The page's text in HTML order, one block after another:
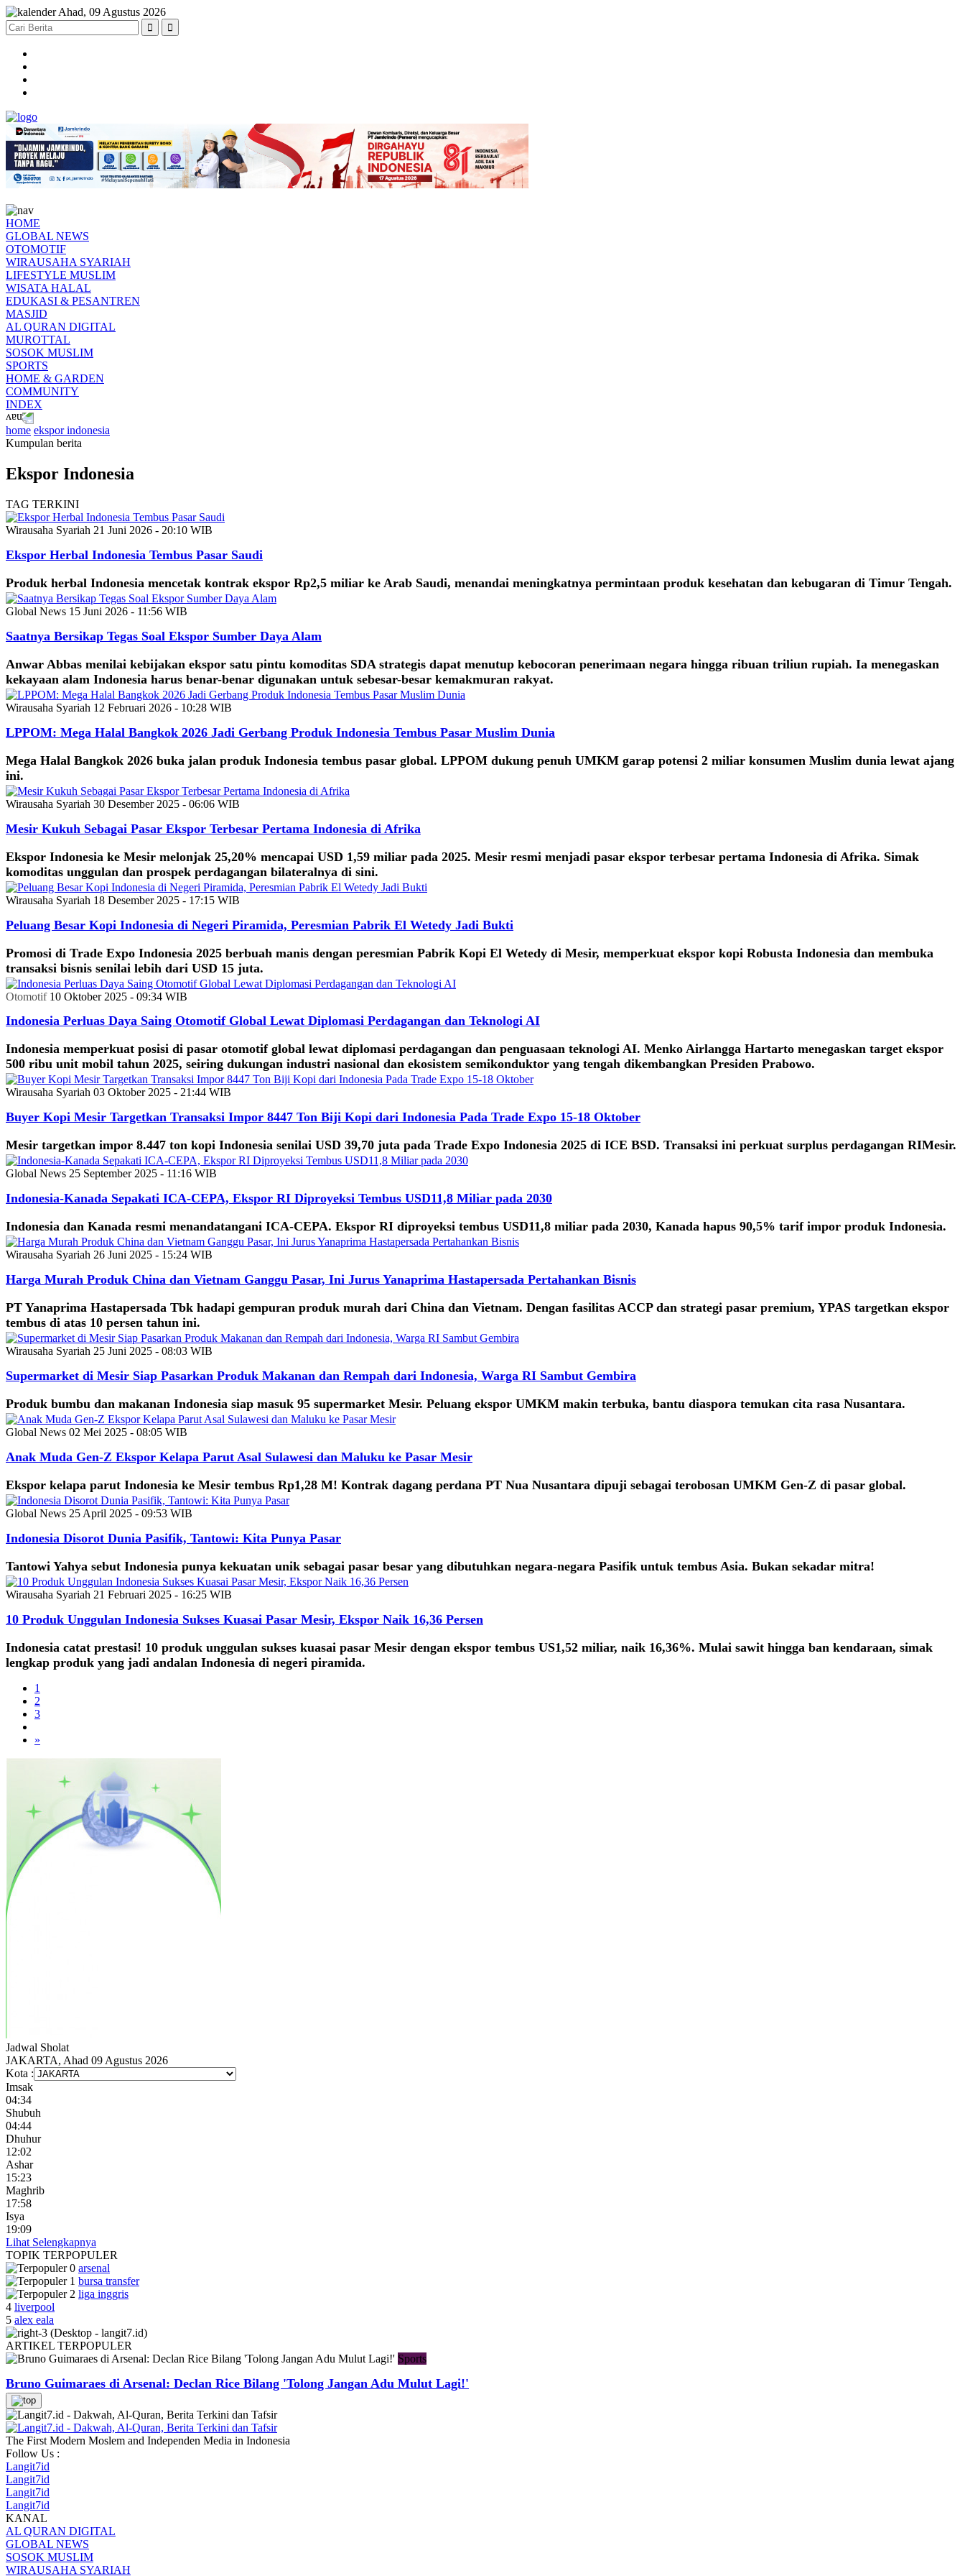
Ahad, 09 Agustus 2026
HOME
GLOBAL NEWS
OTOMOTIF
WIRAUSAHA SYARIAH
LIFESTYLE MUSLIM
WISATA HALAL
EDUKASI & PESANTREN
MASJID
AL QURAN DIGITAL
MUROTTAL
SOSOK MUSLIM
SPORTS
HOME & GARDEN
COMMUNITY
INDEX
home ekspor indonesia
Kumpulan berita
Ekspor Indonesia
TAG TERKINI
Wirausaha Syariah 21 Juni 2026 - 20:10 WIB
Ekspor Herbal Indonesia Tembus Pasar Saudi
Produk herbal Indonesia mencetak kontrak ekspor Rp2,5 miliar ke Arab Saudi, menandai meningkatnya permintaan produk kesehatan dan kebugaran di Timur Tengah.
Global News 15 Juni 2026 - 11:56 WIB
Saatnya Bersikap Tegas Soal Ekspor Sumber Daya Alam
Anwar Abbas menilai kebijakan ekspor satu pintu komoditas SDA strategis dapat menutup kebocoran penerimaan negara hingga ribuan triliun rupiah. Ia menegaskan
kekayaan alam Indonesia harus benar-benar digunakan untuk sebesar-besar kemakmuran rakyat.
Wirausaha Syariah 12 Februari 2026 - 10:28 WIB
LPPOM: Mega Halal Bangkok 2026 Jadi Gerbang Produk Indonesia Tembus Pasar Muslim Dunia
Mega Halal Bangkok 2026 buka jalan produk Indonesia tembus pasar global. LPPOM dukung penuh UMKM garap potensi 2 miliar konsumen Muslim dunia lewat ajang
ini.
Wirausaha Syariah 30 Desember 2025 - 06:06 WIB
Mesir Kukuh Sebagai Pasar Ekspor Terbesar Pertama Indonesia di Afrika
Ekspor Indonesia ke Mesir melonjak 25,20% mencapai USD 1,59 miliar pada 2025. Mesir resmi menjadi pasar ekspor terbesar pertama Indonesia di Afrika. Simak
komoditas unggulan dan prospek perdagangan bilateralnya di sini.
Wirausaha Syariah 18 Desember 2025 - 17:15 WIB
Peluang Besar Kopi Indonesia di Negeri Piramida, Peresmian Pabrik El Wetedy Jadi Bukti
Promosi di Trade Expo Indonesia 2025 berbuah manis dengan peresmian Pabrik Kopi El Wetedy di Mesir, memperkuat ekspor kopi Robusta Indonesia dan membuka
transaksi bisnis senilai lebih dari USD 15 juta.
Otomotif 10 Oktober 2025 - 09:34 WIB
Indonesia Perluas Daya Saing Otomotif Global Lewat Diplomasi Perdagangan dan Teknologi AI
Indonesia memperkuat posisi di pasar otomotif global lewat diplomasi perdagangan dan penguasaan teknologi AI. Menko Airlangga Hartarto menegaskan target ekspor
500 ribu unit mobil tahun 2025, seiring dukungan industri nasional dan ekosistem semikonduktor yang tengah dikembangkan Presiden Prabowo.
Wirausaha Syariah 03 Oktober 2025 - 21:44 WIB
Buyer Kopi Mesir Targetkan Transaksi Impor 8447 Ton Biji Kopi dari Indonesia Pada Trade Expo 15-18 Oktober
Mesir targetkan impor 8.447 ton kopi Indonesia senilai USD 39,70 juta pada Trade Expo Indonesia 2025 di ICE BSD. Transaksi ini perkuat surplus perdagangan RIMesir.
Global News 25 September 2025 - 11:16 WIB
Indonesia-Kanada Sepakati ICA-CEPA, Ekspor RI Diproyeksi Tembus USD11,8 Miliar pada 2030
Indonesia dan Kanada resmi menandatangani ICA-CEPA. Ekspor RI diproyeksi tembus USD11,8 miliar pada 2030, Kanada hapus 90,5% tarif impor produk Indonesia.
Wirausaha Syariah 26 Juni 2025 - 15:24 WIB
Harga Murah Produk China dan Vietnam Ganggu Pasar, Ini Jurus Yanaprima Hastapersada Pertahankan Bisnis
PT Yanaprima Hastapersada Tbk hadapi gempuran produk murah dari China dan Vietnam. Dengan fasilitas ACCP dan strategi pasar premium, YPAS targetkan ekspor
tembus di atas 10 persen tahun ini.
Wirausaha Syariah 25 Juni 2025 - 08:03 WIB
Supermarket di Mesir Siap Pasarkan Produk Makanan dan Rempah dari Indonesia, Warga RI Sambut Gembira
Produk bumbu dan makanan Indonesia siap masuk 95 supermarket Mesir. Peluang ekspor UMKM makin terbuka, bantu diaspora temukan cita rasa Nusantara.
Global News 02 Mei 2025 - 08:05 WIB
Anak Muda Gen-Z Ekspor Kelapa Parut Asal Sulawesi dan Maluku ke Pasar Mesir
Ekspor kelapa parut Indonesia ke Mesir tembus Rp1,28 M! Kontrak dagang perdana PT Nua Nusantara dipuji sebagai terobosan UMKM Gen-Z di pasar global.
Global News 25 April 2025 - 09:53 WIB
Indonesia Disorot Dunia Pasifik, Tantowi: Kita Punya Pasar
Tantowi Yahya sebut Indonesia punya kekuatan unik sebagai pasar besar yang dibutuhkan negara-negara Pasifik untuk tembus Asia. Bukan sekadar mitra!
Wirausaha Syariah 21 Februari 2025 - 16:25 WIB
10 Produk Unggulan Indonesia Sukses Kuasai Pasar Mesir, Ekspor Naik 16,36 Persen
Indonesia catat prestasi! 10 produk unggulan sukses kuasai pasar Mesir dengan ekspor tembus US1,52 miliar, naik 16,36%. Mulai sawit hingga ban kendaraan, simak
lengkap produk yang jadi andalan Indonesia di negeri piramida.
1
2
3
»
Jadwal Sholat
JAKARTA, Ahad 09 Agustus 2026
Kota :
Imsak
04:34
Shubuh
04:44
Dhuhur
12:02
Ashar
15:23
Maghrib
17:58
Isya
19:09
Lihat Selengkapnya
TOPIK TERPOPULER
arsenal
bursa transfer
liga inggris
4 liverpool
5 alex eala
ARTIKEL TERPOPULER
Sports
Bruno Guimaraes di Arsenal: Declan Rice Bilang 'Tolong Jangan Adu Mulut Lagi!'
The First Modern Moslem and Independen Media in Indonesia
Follow Us :
Langit7id
Langit7id
Langit7id
Langit7id
KANAL
AL QURAN DIGITAL
GLOBAL NEWS
SOSOK MUSLIM
WIRAUSAHA SYARIAH